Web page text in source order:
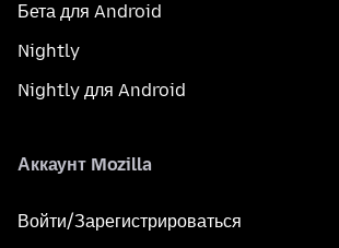
Бета для Android
Nightly
Nightly для Android
Аккаунт Mozilla
Войти/Зарегистрироваться